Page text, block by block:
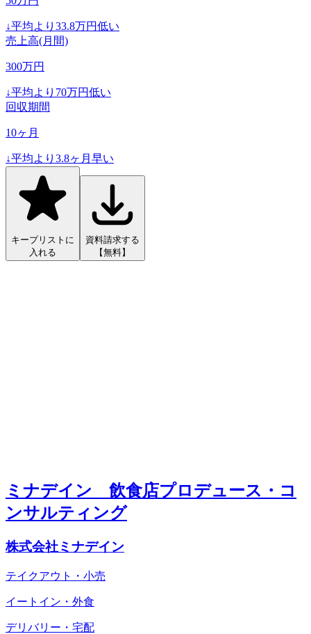
↓平均より 33.8万円低い
売上高(月間)
300万円
↓平均より 70万円低い
回収期間
10ヶ月
↓平均より 3.8ヶ月早い
キープリストに
入れる
資料請求する
【無料】
ミナデイン 飲食店プロデュース・コ
ンサルティング
株式会社ミナデイン
テイクアウト・小売
イートイン・外食
デリバリー・宅配